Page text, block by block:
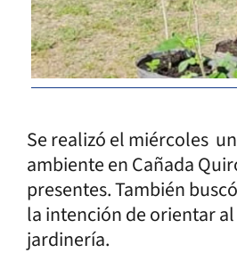
Se realizó el miércoles
ambiente en Cañada
presentes. También
la intención de orientar
jardinería.